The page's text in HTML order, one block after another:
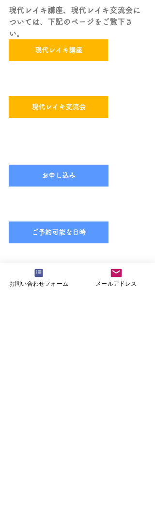
現代レイキ講座、現代レイキ交流会に
ついては、下記のページをご覧下さ
い。
現代レイキ講座
現代レイキ交流会
お申し込み
ご予約可能な日時
お問い合わせフォーム メールアドレス